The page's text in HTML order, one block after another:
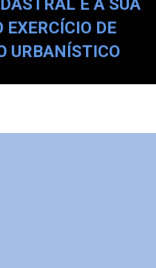
E A SUA
DE
URBANÍSTICO